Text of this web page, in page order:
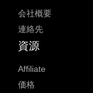
会社概要
連絡先
資源
Affiliate
価格